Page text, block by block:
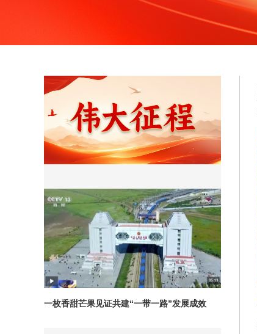
一枚香甜芒果见证共建“一带一路”发展成效